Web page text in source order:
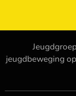
jeugdbeweging